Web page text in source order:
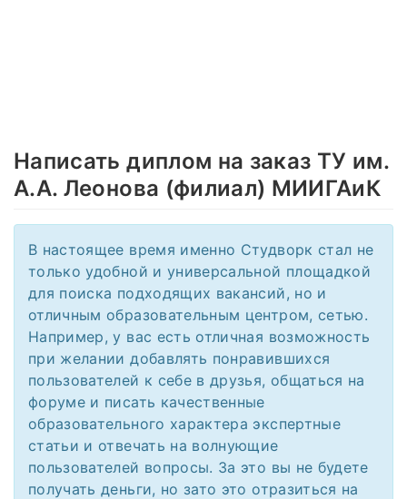
Написать диплом на заказ ТУ им.
А.А. Леонова (филиал) МИИГАиК
В настоящее время именно Студворк стал не
только удобной и универсальной площадкой
для поиска подходящих вакансий, но и
отличным образовательным центром, сетью.
Например, у вас есть отличная возможность
при желании добавлять понравившихся
пользователей к себе в друзья, общаться на
форуме и писать качественные
образовательного характера экспертные
статьи и отвечать на волнующие
пользователей вопросы. За это вы не будете
получать деньги, но зато это отразиться на